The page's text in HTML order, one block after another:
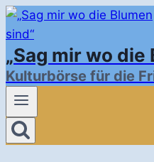
Zum
Inhalt
springen
„Sag mir wo die
Kulturbörse für die